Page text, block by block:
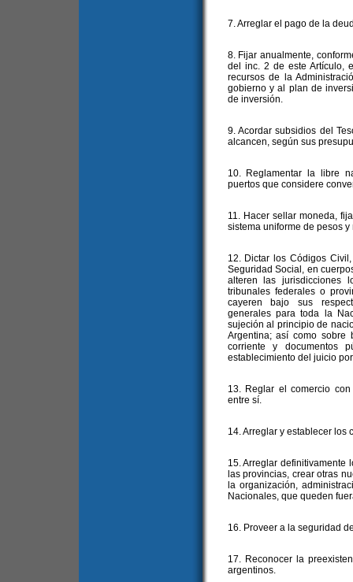
7. Arreglar el pago de la
8. Fijar anualmente,
del inc. 2 de este Artículo,
recursos de la
gobierno y al plan de
de inversión.
9. Acordar subsidios del
alcancen, según sus
10. Reglamentar la libre
puertos que considere
11. Hacer sellar moneda,
sistema uniforme de pesos
12. Dictar los Códigos
Seguridad Social, en
alteren las jurisdicciones
tribunales federales o
cayeren bajo sus
generales para toda la
sujeción al principio de
Argentina; así como sobre
corriente y documentos
establecimiento del juicio
13. Reglar el comercio
entre sí.
14. Arreglar y establecer los
15. Arreglar
las provincias, crear otras
la organización,
Nacionales, que queden
16. Proveer a la seguridad
17. Reconocer la
argentinos.